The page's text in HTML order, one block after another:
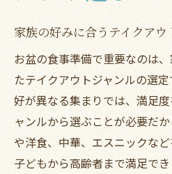
介
お盆期間におすすめ
お盆の集まりに役立つ受
テイクアウト受け取
ック
お盆にスムーズなテ
家族の好みに合うテイクア
お盆の食事準備で重要なのは
たテイクアウトジャンルの選
好が異なる集まりでは、満足
ャンルから選ぶことが必要だ
や洋食、中華、エスニックなど
子どもから高齢者まで満足で